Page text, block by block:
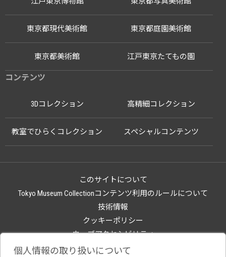
江戸東京たてもの園
東京都現代美術館 東京都庭園美術館
東京都美術館
コンテンツ
3Dコレクション 高精細コレクション
教室でひらくコレクション スペシャルコンテンツ
このサイトについて
Tokyo Museum Collectionコンテンツ利用のルールについて
技術情報
クッキーポリシー
ウェブアクセシビリティ
関連サイト
個人情報の取り扱いについて